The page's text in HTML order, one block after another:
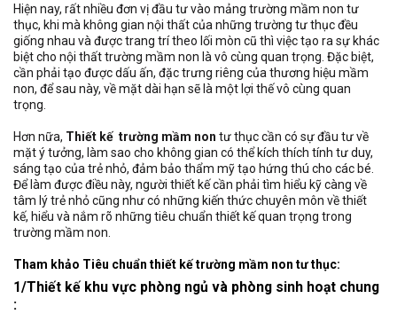
Hiện nay, rất nhiều đơn vị đầu tư vào mảng trường mầm non tư
thục, khi mà không gian nội thất của những trường tư thục đều
giống nhau và được trang trí theo lối mòn cũ thì việc tạo ra sự khác
biệt cho nội thất trường mầm non là vô cùng quan trọng. Đặc biệt,
cần phải tạo được dấu ấn, đặc trưng riêng của thương hiệu mầm
non, để sau này, về mặt dài hạn sẽ là một lợi thế vô cùng quan
trọng.
Hơn nữa, Thiết kế trường mầm non tư thục cần có sự đầu tư về
mặt ý tưởng, làm sao cho không gian có thể kích thích tính tư duy,
sáng tạo của trẻ nhỏ, đảm bảo thẩm mỹ tạo hứng thú cho các bé.
Để làm được điều này, người thiết kế cần phải tìm hiểu kỹ càng về
tâm lý trẻ nhỏ cũng như có những kiến thức chuyên môn về thiết
kế, hiểu và nắm rõ những tiêu chuẩn thiết kế quan trọng trong
trường mầm non.
Tham khảo Tiêu chuẩn thiết kế trường mầm non tư thục:
1/Thiết kế khu vực phòng ngủ và phòng sinh hoạt chung
: